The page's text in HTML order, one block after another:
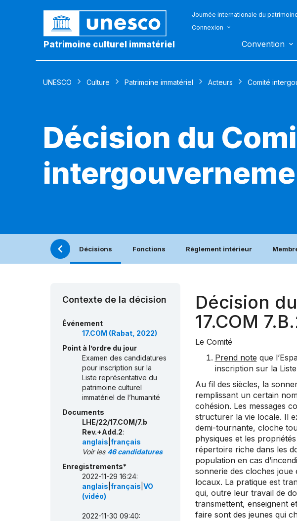
Patrimoine culturel immatériel
Journée internationale du
Connexion
Convention
UNESCO Culture Patrimoine immatériel Acteurs Comité
Décision du
Décisions Fonctions Règlement intérieur
Contexte de la décision
Événement
17.COM (Rabat, 2022)
Point à l’ordre du jour
Examen des candidatures
pour inscription sur la
Liste représentative du
patrimoine culturel
immatériel de l’humanité
Documents
LHE/22/17.COM/7.b
Rev.+Add.2:
anglais français
Voir les 46 candidatures
Enregistrements*
2022-11-29 16:24:
anglais français VO
(vidéo)
2022-11-30 09:40:
Décision
17.COM
Le Comité
Prend note que
inscription sur la
Au fil des siècles, la
remplissant un certain
cohésion. Les messages
structurer la vie locale. Il
demi-tournante, cloche
physiques et les
répertoire riche dans les
population en cas
sonnerie des cloches joue
locaux. La pratique est
qui, outre leur travail de
transmettent, enseignent
faire sont des jeunes qui